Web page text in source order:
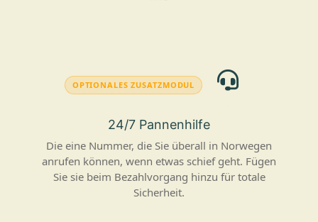
OPTIONALES ZUSATZMODUL
24/7 Pannenhilfe
Die eine Nummer, die Sie überall in Norwegen
anrufen können, wenn etwas schief geht. Fügen
Sie sie beim Bezahlvorgang hinzu für totale
Sicherheit.